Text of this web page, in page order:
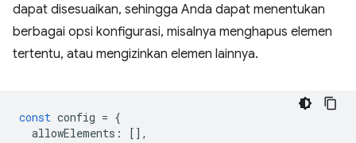
dapat disesuaikan, sehingga Anda dapat menentukan
berbagai opsi konfigurasi, misalnya menghapus elemen
tertentu, atau mengizinkan elemen lainnya.
const config = {
allowElements :
[],